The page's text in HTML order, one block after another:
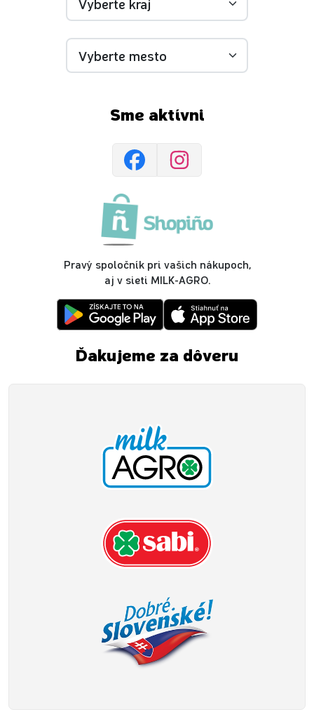
Sme aktívni
Pravý spoločník pri vašich nákupoch,
aj v sieti MILK-AGRO.
Ďakujeme za dôveru